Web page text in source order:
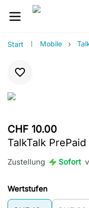
Start Mobile ›
CHF 10.00
TalkTalk
Zustellung Sofort
Wertstufen